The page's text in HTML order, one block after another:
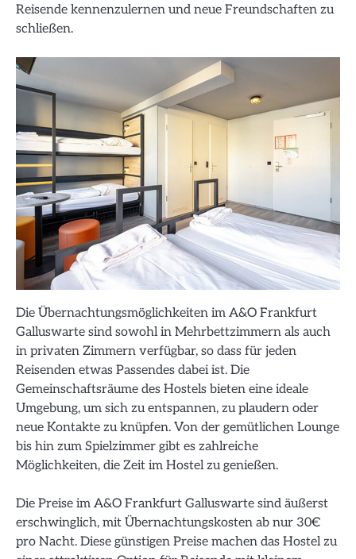
Reisende kennenzulernen und neue Freundschaften zu
schließen.
Die Übernachtungsmöglichkeiten im A&O Frankfurt
Galluswarte sind sowohl in Mehrbettzimmern als auch
in privaten Zimmern verfügbar, so dass für jeden
Reisenden etwas Passendes dabei ist. Die
Gemeinschaftsräume des Hostels bieten eine ideale
Umgebung, um sich zu entspannen, zu plaudern oder
neue Kontakte zu knüpfen. Von der gemütlichen Lounge
bis hin zum Spielzimmer gibt es zahlreiche
Möglichkeiten, die Zeit im Hostel zu genießen.
Die Preise im A&O Frankfurt Galluswarte sind äußerst
erschwinglich, mit Übernachtungskosten ab nur 30€
pro Nacht. Diese günstigen Preise machen das Hostel zu